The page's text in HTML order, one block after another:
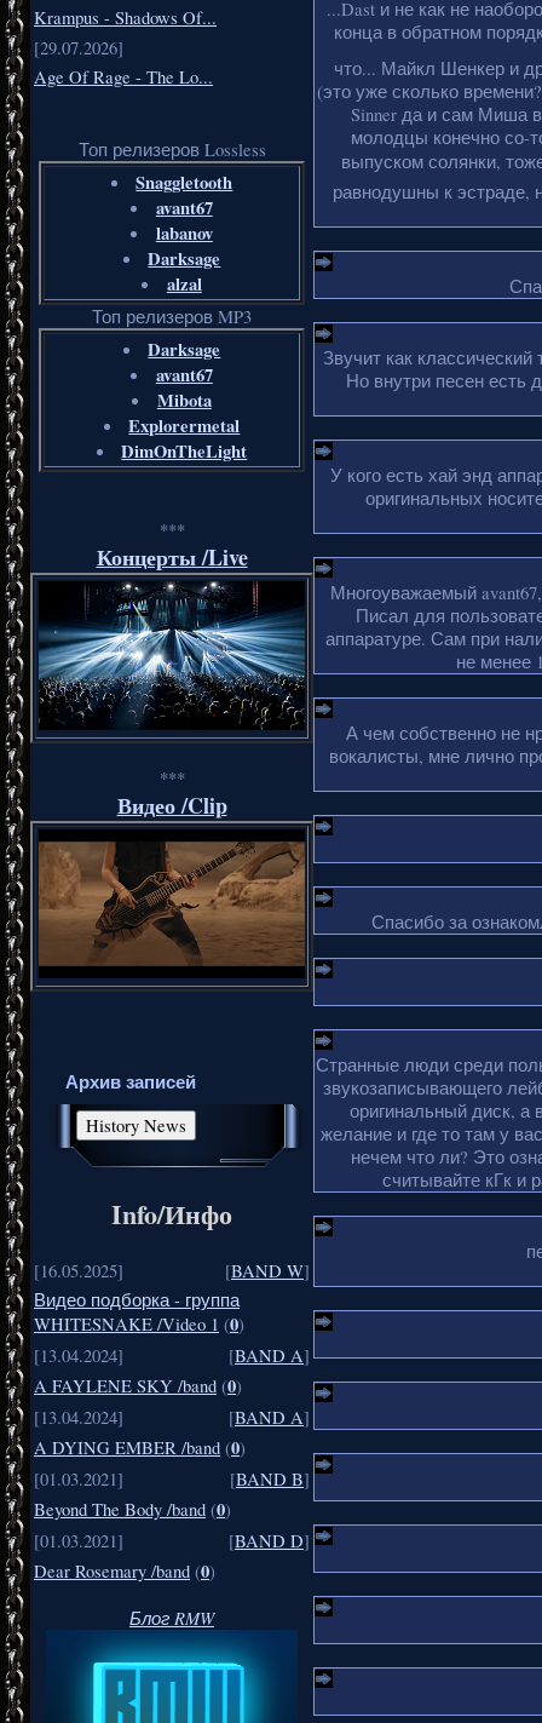
Krampus - Shadows Of...
[29.07.2026]
Age Of Rage - The Lo...
Топ релизеров Lossless
Snaggletooth
avant67
labanov
Darksage
alzal
Топ релизеров MP3
Darksage
avant67
Mibota
Explorermetal
DimOnTheLight
***
Концерты /Live
***
Видео /Clip
Архив записей
Info/Инфо
[16.05.2025] [BAND W]
Видео подборка - группа
WHITESNAKE /Video 1 (0)
[13.04.2024]
[BAND A]
A FAYLENE SKY /band (0)
[13.04.2024]
[BAND A]
A DYING EMBER /band (0)
[01.03.2021]
[BAND B]
Beyond The Body /band (0)
[01.03.2021]
[BAND D]
Dear Rosemary /band (0)
Блог RMW
...Dast и не как не
конца в обратном
что... Майкл Шенкер и
(это уже сколько
Sinner да и сам Миша
молодцы конечно со-
выпуском солянки,
равнодушны к эстраде,
Звучит как
Но внутри песен есть
У кого есть хай энд
оригинальных
Многоуважаемый
Писал для
аппаратуре. Сам при
не менее
А чем собственно не
вокалисты, мне лично
Спасибо за
Странные люди среди
звукозаписывающего
оригинальный диск, а
желание и где то там у
нечем что ли? Это
считывайте кГк и